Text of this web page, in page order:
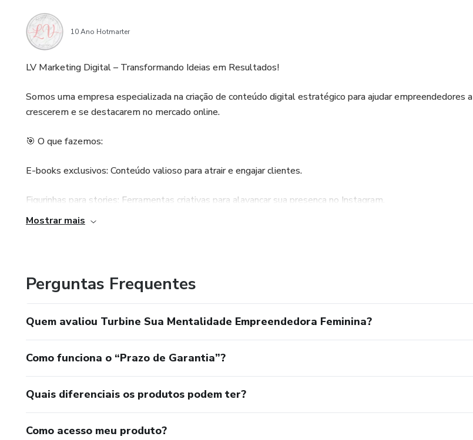
10 Ano Hotmarter
LV Marketing Digital – Transformando Ideias em Resultados!
Somos uma empresa especializada na criação de conteúdo digital estratégico para ajudar empreendedores a
crescerem e se destacarem no mercado online.
🎯 O que fazemos:
E-books exclusivos: Conteúdo valioso para atrair e engajar clientes.
Figurinhas para stories: Ferramentas criativas para alavancar sua presença no Instagram.
💡 Nossa missão: Oferecer produtos digitais de alta qualidade que geram impacto, facilitam a vida dos
empreendedores e ajudam você a alcançar seus objetivos.
Mostrar mais
Perguntas Frequentes
Quem avaliou Turbine Sua Mentalidade Empreendedora Feminina?
Como funciona o “Prazo de Garantia”?
Quais diferenciais os produtos podem ter?
Como acesso meu produto?